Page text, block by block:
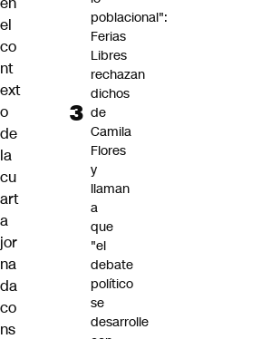
el
co
nt
ext
o
de
la
cu
art
a
jor
na
da
co
ns
poblacional":
Ferias
Libres
rechazan
dichos
de
Camila
Flores
y
llaman
a
que
"el
debate
político
se
desarrolle